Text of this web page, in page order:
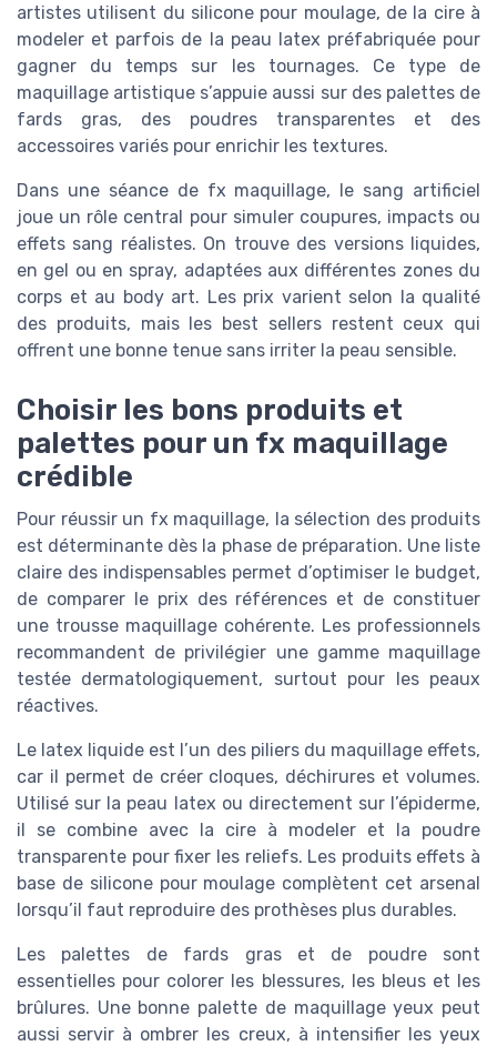
artistes utilisent du silicone pour moulage, de la cire à
modeler et parfois de la peau latex préfabriquée pour
gagner du temps sur les tournages. Ce type de
maquillage artistique s’appuie aussi sur des palettes de
fards gras, des poudres transparentes et des
accessoires variés pour enrichir les textures.
Dans une séance de fx maquillage, le sang artificiel
joue un rôle central pour simuler coupures, impacts ou
effets sang réalistes. On trouve des versions liquides,
en gel ou en spray, adaptées aux différentes zones du
corps et au body art. Les prix varient selon la qualité
des produits, mais les best sellers restent ceux qui
offrent une bonne tenue sans irriter la peau sensible.
Choisir les bons produits et
palettes pour un fx maquillage
crédible
Pour réussir un fx maquillage, la sélection des produits
est déterminante dès la phase de préparation. Une liste
claire des indispensables permet d’optimiser le budget,
de comparer le prix des références et de constituer
une trousse maquillage cohérente. Les professionnels
recommandent de privilégier une gamme maquillage
testée dermatologiquement, surtout pour les peaux
réactives.
Le latex liquide est l’un des piliers du maquillage effets,
car il permet de créer cloques, déchirures et volumes.
Utilisé sur la peau latex ou directement sur l’épiderme,
il se combine avec la cire à modeler et la poudre
transparente pour fixer les reliefs. Les produits effets à
base de silicone pour moulage complètent cet arsenal
lorsqu’il faut reproduire des prothèses plus durables.
Les palettes de fards gras et de poudre sont
essentielles pour colorer les blessures, les bleus et les
brûlures. Une bonne palette de maquillage yeux peut
aussi servir à ombrer les creux, à intensifier les yeux